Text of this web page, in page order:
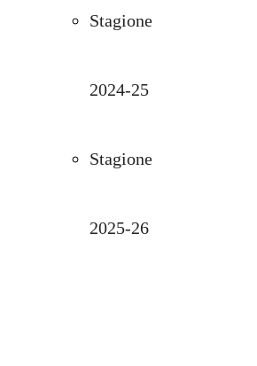
Stagione
2024-25
Stagione
2025-26